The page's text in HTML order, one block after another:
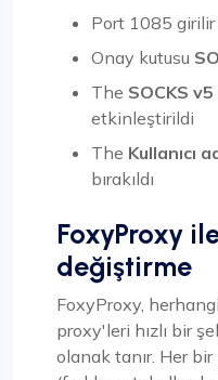
Port 1085 girilir
Onay kutusu
The SOCKS v5
etkinleştirildi
The Kullanıcı
bırakıldı
FoxyProxy
değiştirme
FoxyProxy,
proxy'leri hızlı bir
olanak tanır. Her